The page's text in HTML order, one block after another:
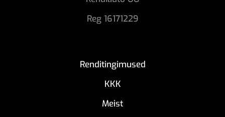
Reg 16171229
Renditingimused
KKK
Meist